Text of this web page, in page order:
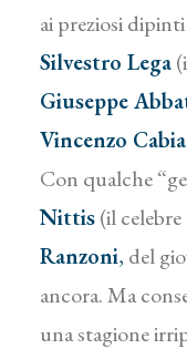
ai preziosi
Silvestro Lega
Giuseppe
Vincenzo
Con qualche
Nittis(il celebre
Ranzoni, del
ancora. Ma
una stagione